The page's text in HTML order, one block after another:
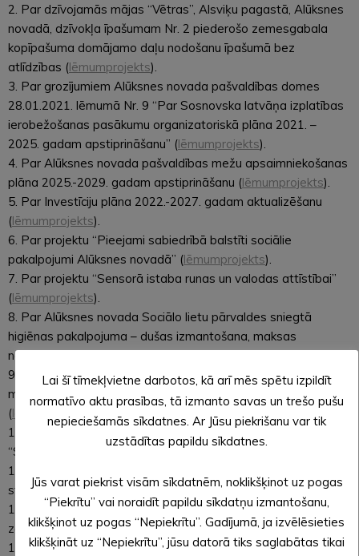
2. Par dzīvojamās mājas “Vētras”, Alsviķu pagastā, Alūksnes
novadā, dzīvokļa īpašumam Nr. 2 piederošo zemesgabala
kopīpašuma domājamo daļu nodošanu īpašumā bez
atlīdzības (lēmumprojekts).
3. Par grozījumiem Alūksnes novada pašvaldības domes
28.01.2021. lēmumā Nr. 9 “Par Sosnovska latvāņa izplatības
ierobežošanas pasākumu organizatoriskā plāna 2021. –
2025. gadam apstiprināšanu” (lēmumprojekts).
4. Par Alūksnes novada pašvaldības mežu apsaimniekošanas
plāna 2025.-2029. gadam apstiprināšanu (lēmumprojekts).
5. Par Investīciju plāna 2022.-2027. gadam aktualizēšanu
(lēmumprojekts).
6. Par projektu “Pieejami sabiedrībā balstīti sociālie
pakalpojumi Alūksnes novadā” (lēmumprojekts).
7. Par projektu “Sensorā istaba runas un valodas attīstībai”
(lēmumprojekts).
8. Par Alūksnes novada Sociālo lietu pārvaldes sniegtā
higiēnas pakalpojuma – dušas izmantošana, maksas
noteikšana (lēmumprojekts).
9. Par Alūksnes novada Sociālo lietu pārvaldes sniegtā veļas
mazgāšanas pakalpojuma maksas noteikšanu
(lēmumprojekts ).
10. Par maksas noteikšanu sociālajam pakalpojumam
“Specializētās darbnīcas” (
lēmumprojekts
11. Par maksas noteikšanu Dienas aprūpes centra “Saules
stars” sociālajam pakalpojumam (lēmumprojekts).
12. Par maksas noteikšanu Dienas aprūpes centra “Saules
zaķi” sociālajam pakalpojumam (lēmumprojekts).
13. Par Alūksnes novada Kultūras centra pasākumu norišu
Lai šī tīmekļvietne darbotos, kā arī mēs spētu izpildīt
normatīvo aktu prasības, tā izmanto savas un trešo pušu
nepieciešamās sīkdatnes. Ar Jūsu piekrišanu var tik
uzstādītas papildu sīkdatnes.
Jūs varat piekrist visām sīkdatnēm, noklikšķinot uz pogas
“Piekrītu” vai noraidīt papildu sīkdatņu izmantošanu,
klikšķinot uz pogas “Nepiekrītu”. Gadījumā, ja izvēlēsieties
klikšķināt uz “Nepiekrītu”, jūsu datorā tiks saglabātas tikai